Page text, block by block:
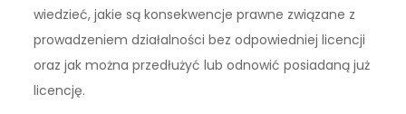
wiedzieć, jakie są konsekwencje prawne związane z
prowadzeniem działalności bez odpowiedniej licencji
oraz jak można przedłużyć lub odnowić posiadaną już
licencję.